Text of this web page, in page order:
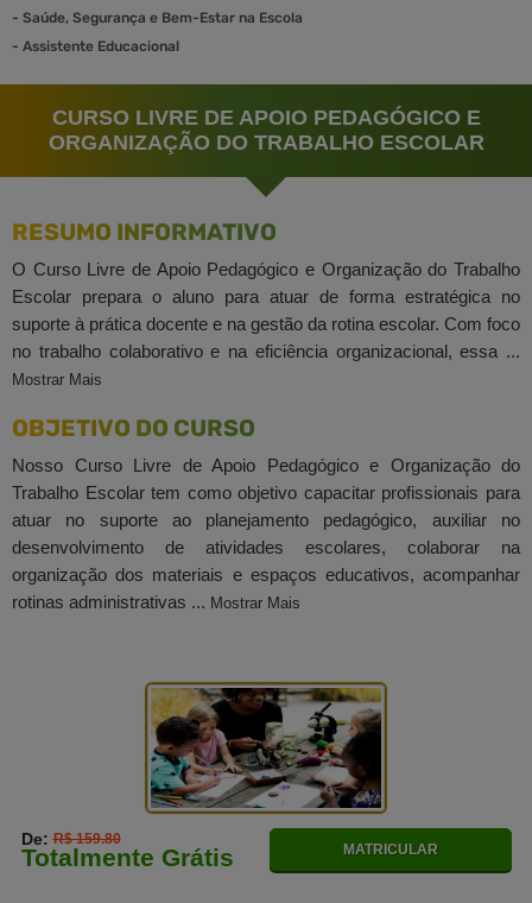
- Saúde, Segurança e Bem-Estar na Escola
- Assistente Educacional
CURSO LIVRE DE APOIO PEDAGÓGICO E
ORGANIZAÇÃO DO TRABALHO ESCOLAR
RESUMO INFORMATIVO
O Curso Livre de Apoio Pedagógico e Organização do Trabalho
Escolar prepara o aluno para atuar de forma estratégica no
suporte à prática docente e na gestão da rotina escolar. Com foco
no trabalho colaborativo e na eficiência organizacional, essa ...
Mostrar Mais
OBJETIVO DO CURSO
Nosso Curso Livre de Apoio Pedagógico e Organização do
Trabalho Escolar tem como objetivo capacitar profissionais para
atuar no suporte ao planejamento pedagógico, auxiliar no
desenvolvimento de atividades escolares, colaborar na
organização dos materiais e espaços educativos, acompanhar
rotinas administrativas ... Mostrar Mais
De:R$ 159.80
Totalmente Grátis MATRICULAR